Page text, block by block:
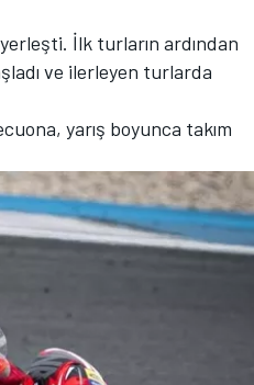
İlk turların ardından
ve ilerleyen turlarda
yarış boyunca takım